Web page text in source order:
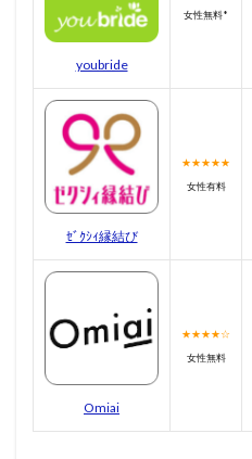
youbride
女性無料*
ｾﾞｸｼｨ縁結び
★★★★★
女性有料
Omiai
★★★★☆
女性無料